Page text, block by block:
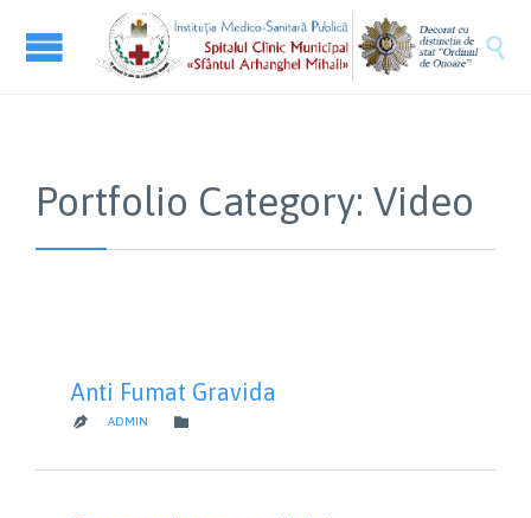

Portfolio Category: Video
Anti Fumat Gravida
 ADMIN 